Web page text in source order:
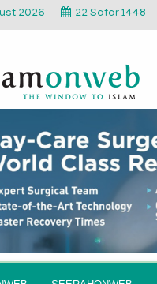
2026 22 Safar 1448